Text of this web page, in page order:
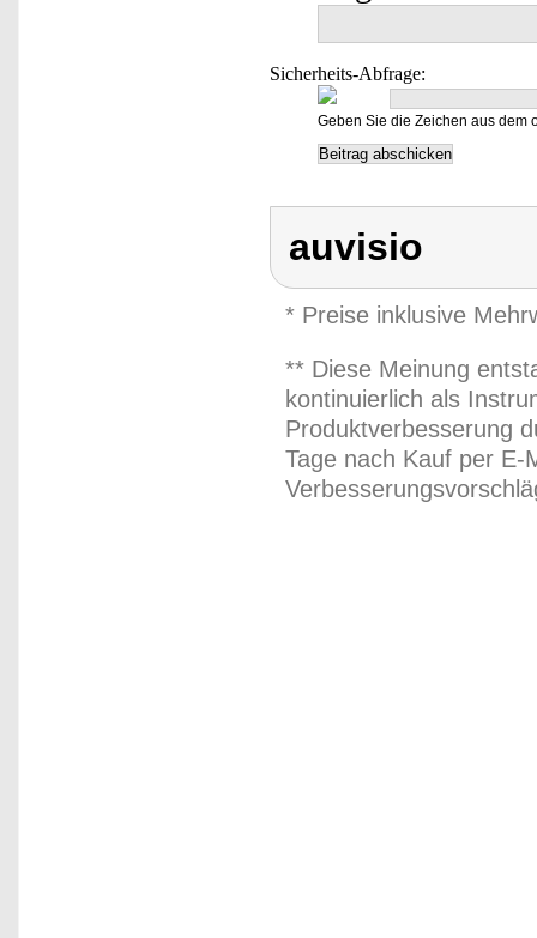
Sicherheits-Abfrage:
Geben Sie die Zeichen aus dem
auvisio
* Preise inklusive
** Diese Meinung
kontinuierlich als
Produktverbesserung
Tage nach Kauf per E-